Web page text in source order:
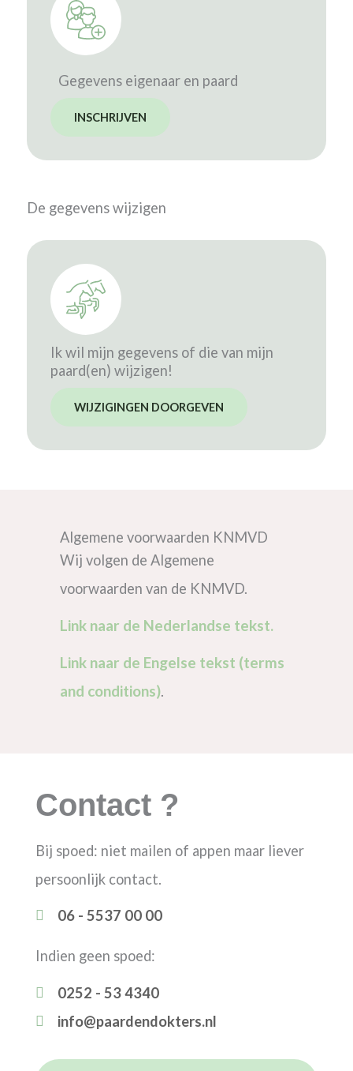
Gegevens eigenaar en paard
INSCHRIJVEN
De gegevens wijzigen
Ik wil mijn gegevens of die van mijn
paard(en) wijzigen!
WIJZIGINGEN DOORGEVEN
Algemene voorwaarden KNMVD
Wij volgen de Algemene
voorwaarden van de KNMVD.
Link naar de Nederlandse tekst.
Link naar de Engelse tekst (terms
and conditions).
Contact ?
Bij spoed: niet mailen of appen maar liever
persoonlijk contact.
06 - 5537 00 00
Indien geen spoed:
0252 - 53 4340
info@paardendokters.nl